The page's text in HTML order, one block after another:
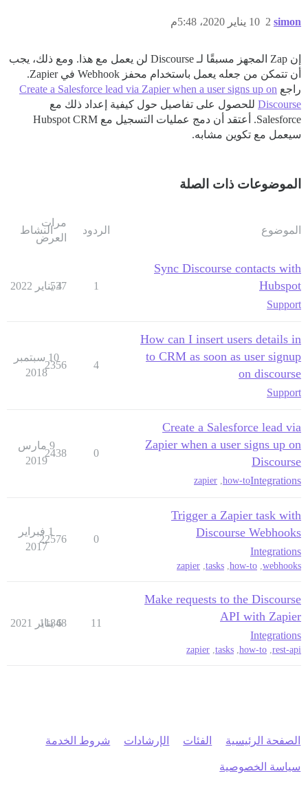
simon 10 يناير 2020، 5:48م 2
إن Zap المجهز مسبقًا لـ Discourse لن يعمل مع هذا. ومع ذلك، يجب
أن تتمكن من جعله يعمل باستخدام محفز Webhook في Zapier.
راجع Create a Salesforce lead via Zapier when a user signs up on
Discourse للحصول على تفاصيل حول كيفية إعداد ذلك مع
Salesforce. أعتقد أن دمج عمليات التسجيل مع Hubspot CRM
سيعمل مع تكوين مشابه.
الموضوعات ذات الصلة
الموضوع الردود
مرات
العرض
النشاط
Sync Discourse contacts with
Hubspot
Support
1
537
4 يناير 2022
How can I insert users details in
to CRM as soon as user signup
on discourse
Support
4
2356
10 سبتمبر
2018
Create a Salesforce lead via
Zapier when a user signs up on
Discourse
Integrations
how-to
,
zapier
0
2438
9 مارس
2019
Trigger a Zapier task with
Discourse Webhooks
Integrations
webhooks
how-to
tasks
zapier
0
22576
1 فبراير
2017
Make requests to the Discourse
API with Zapier
Integrations
rest-api
how-to
tasks
zapier
11
11848
6 يناير 2021
الصفحة الرئيسية الفئات الإرشادات شروط الخدمة
سياسة الخصوصية